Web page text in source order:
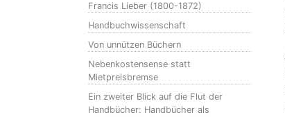
Francis Lieber (1800-1872)
Handbuchwissenschaft
Von unnützen Büchern
Nebenkostensense statt
Mietpreisbremse
Ein zweiter Blick auf die Flut der
Handbücher: Handbücher als